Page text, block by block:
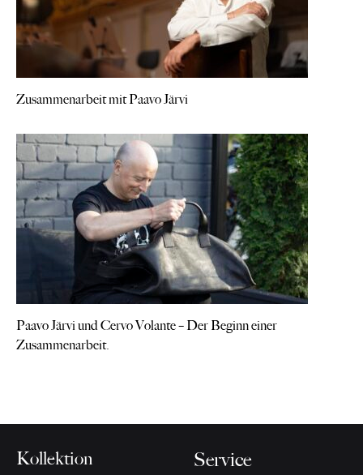
Zusammenarbeit mit Paavo Järvi
Paavo Järvi und Cervo Volante – Der Beginn einer
Zusammenarbeit.
Kollektion Service